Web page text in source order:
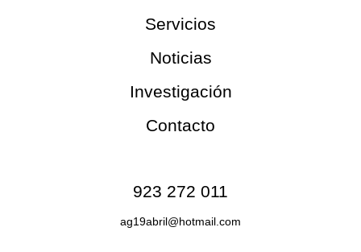
Servicios
Noticias
Investigación
Contacto
923 272 011
ag19abril@hotmail.com